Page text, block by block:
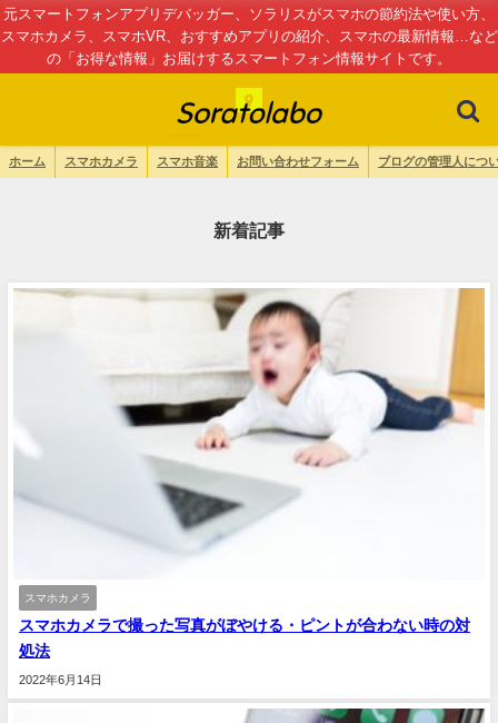
元スマートフォンアプリデバッガー、ソラリスがスマホの節約法や使い方、
スマホカメラ、スマホVR、おすすめアプリの紹介、スマホの最新情報…など
の「お得な情報」お届けするスマートフォン情報サイトです。
ホーム スマホカメラ スマホ音楽 お問い合わせフォーム ブログの管理人につ
新着記事
スマホカメラ
スマホカメラで撮った写真がぼやける・ピントが合わない時の対
処法
2022年6月14日